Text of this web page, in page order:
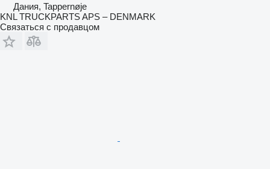
Дания, Tappernøje
KNL TRUCKPARTS APS – DENMARK
Связаться с продавцом